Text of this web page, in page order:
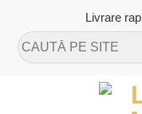
content
Livrare
Caută
după: